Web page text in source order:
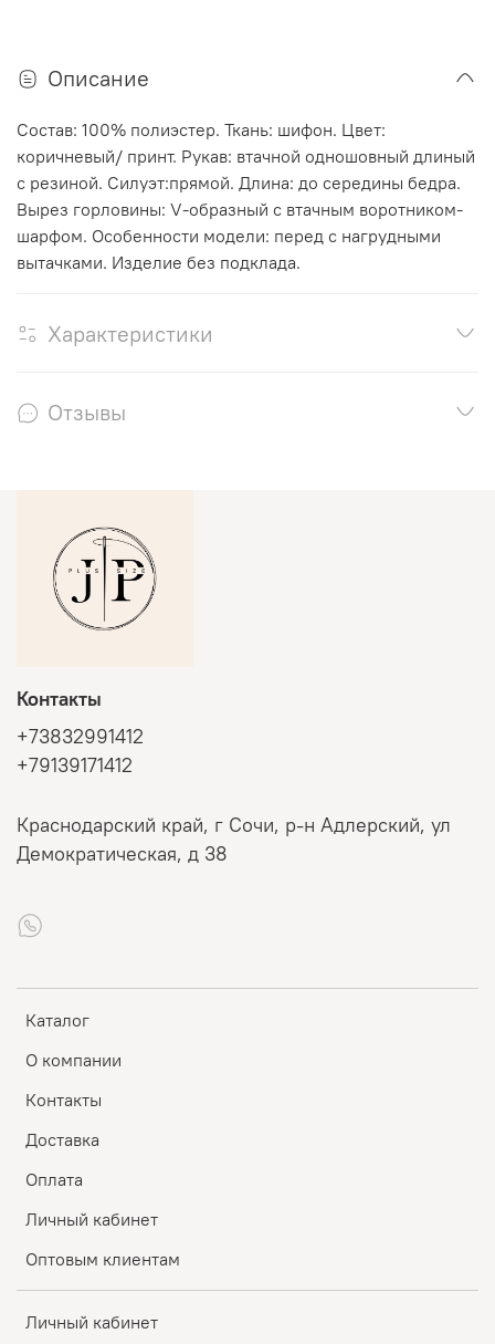
Описание
Состав: 100% полиэстер. Ткань: шифон. Цвет:
коричневый/ принт. Рукав: втачной одношовный длиный
с резиной. Силуэт:прямой. Длина: до середины бедра.
Вырез горловины: V-образный с втачным воротником-
шарфом. Особенности модели: перед с нагрудными
вытачками. Изделие без подклада.
Характеристики
Отзывы
Каталог
О компании
Контакты
Доставка
Оплата
Личный кабинет
Оптовым клиентам
Личный кабинет
Контакты
+73832991412
+79139171412
Краснодарский край, г Сочи, р-н Адлерский, ул
Демократическая, д 38